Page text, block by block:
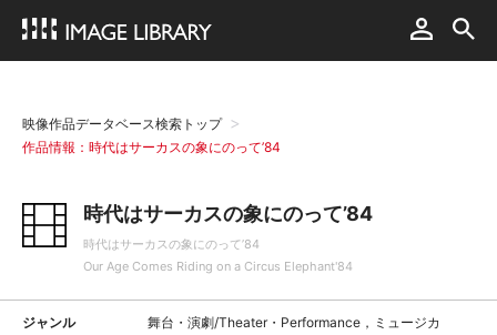
映像作品データベース検索トップ
作品情報：時代はサーカスの象にのって’84
時代はサーカスの象にのって’84
時代はサーカスの象にのって’84
Our Age Comes Riding on a Circus Elephant'84
ジャンル
舞台・演劇/Theater・Performance，ミュージカ